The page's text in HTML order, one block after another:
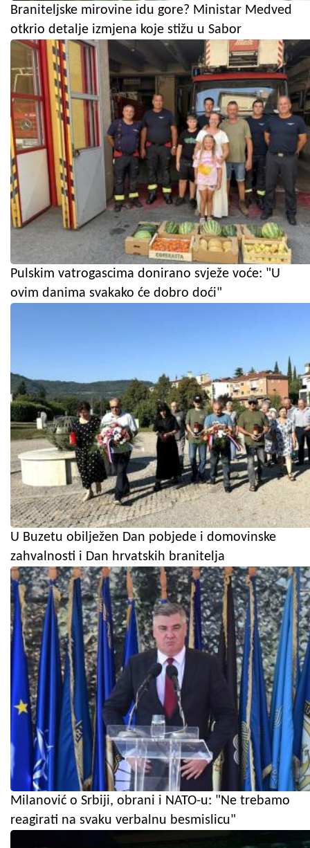
Braniteljske mirovine idu gore? Ministar Medved
otkrio detalje izmjena koje stižu u Sabor
Pulskim vatrogascima donirano svježe voće: "U
ovim danima svakako će dobro doći"
U Buzetu obilježen Dan pobjede i domovinske
zahvalnosti i Dan hrvatskih branitelja
Milanović o Srbiji, obrani i NATO-u: "Ne trebamo
reagirati na svaku verbalnu besmislicu"